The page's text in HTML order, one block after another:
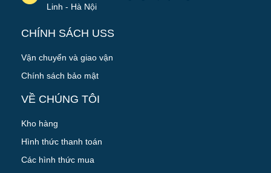
Linh - Hà Nội
CHÍNH SÁCH USS
Vận chuyển và giao vận
Chính sách bảo mật
VỀ CHÚNG TÔI
Kho hàng
Hình thức thanh toán
Các hình thức mua